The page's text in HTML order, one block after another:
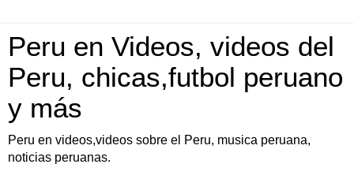
Peru en Videos, videos del
Peru, chicas,futbol peruano
y más
Peru en videos,videos sobre el Peru, musica peruana,
noticias peruanas.